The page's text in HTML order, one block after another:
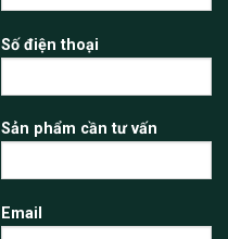
Số điện thoại
Sản phẩm cần tư vấn
Email